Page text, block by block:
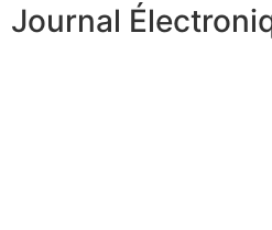
Journal